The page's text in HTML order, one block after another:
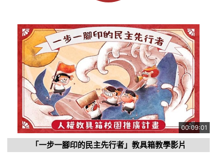
00:09:01
「一步一腳印的民主先行者」教具箱教學影片